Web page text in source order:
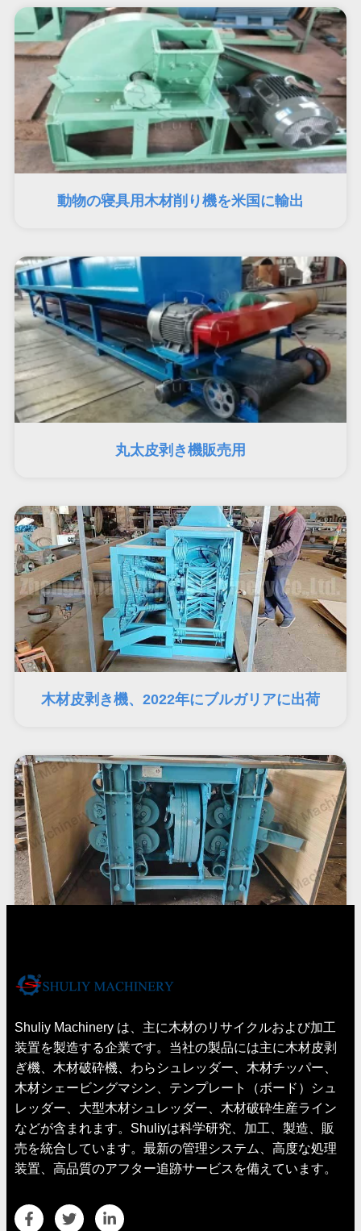
動物の寝具用木材削り機を米国に輸出
丸太皮剥き機販売用
木材皮剥き機、2022年にブルガリアに出荷
Shuliy Machinery は、主に木材のリサイクルおよび加工
装置を製造する企業です。当社の製品には主に木材皮剥
ぎ機、木材破砕機、わらシュレッダー、木材チッパー、
木材シェービングマシン、テンプレート（ボード）シュ
レッダー、大型木材シュレッダー、木材破砕生産ライン
などが含まれます。Shuliyは科学研究、加工、製造、販
売を統合しています。最新の管理システム、高度な処理
装置、高品質のアフター追跡サービスを備えています。